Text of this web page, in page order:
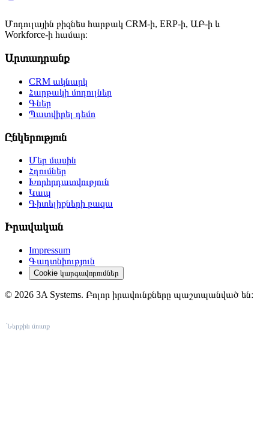
Մոդուլային բիզնես հարթակ CRM-ի, ERP-ի, ԱԲ-ի և
Workforce-ի համար։
Արտադրանք
CRM ակնարկ
Հարթակի մոդուլներ
Գներ
Պատվիրել դեմո
Ընկերություն
Մեր մասին
Հղումներ
Խորհրդատվություն
Կապ
Գիտելիքների բազա
Իրավական
Impressum
Գաղտնիություն
Cookie կարգավորումներ
© 2026 3A Systems. Բոլոր իրավունքները պաշտպանված են։
Ներքին մուտք